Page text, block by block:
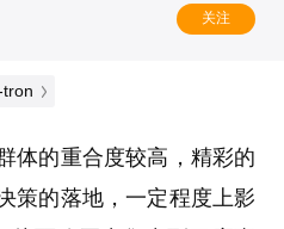
关注
体的重合度较高，精彩的
策的落地，一定程度上影